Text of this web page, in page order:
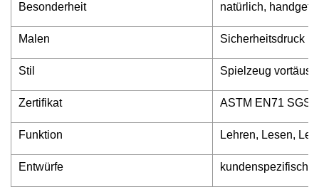
Besonderheit natürlich,
Malen Sicherheitsdruck
Stil Spielzeug
Zertifikat ASTM EN71 SGS
Funktion Lehren, Lesen,
Entwürfe kundenspezifisch